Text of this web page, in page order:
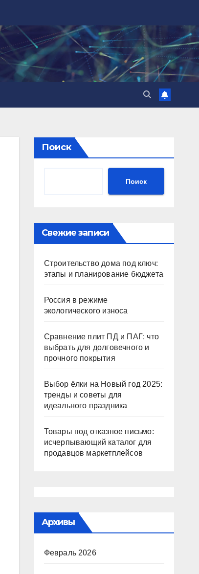
Поиск
Поиск
Свежие записи
Строительство дома под ключ:
этапы и планирование бюджета
Россия в режиме
экологического износа
Сравнение плит ПД и ПАГ: что
выбрать для долговечного и
прочного покрытия
Выбор ёлки на Новый год 2025:
тренды и советы для
идеального праздника
Товары под отказное письмо:
исчерпывающий каталог для
продавцов маркетплейсов
Архивы
Февраль 2026